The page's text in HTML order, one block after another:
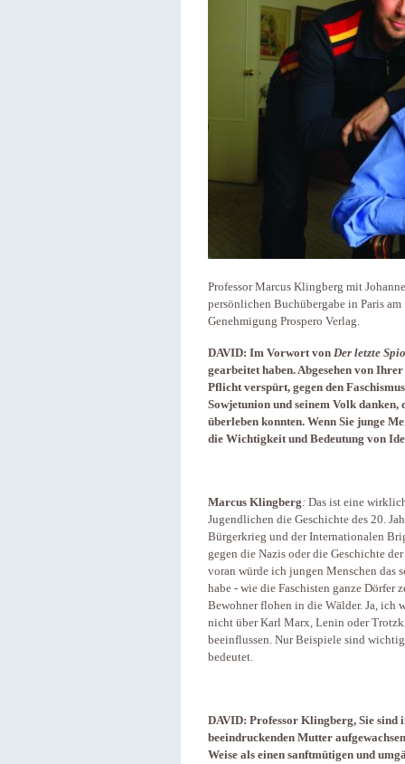
Professor Marcus Klingberg mit
persönlichen Buchübergabe in Paris
Genehmigung Prospero Verlag.
DAVID: Im Vorwort von Der letzte
gearbeitet haben. Abgesehen von
Pflicht verspürt, gegen den
Sowjetunion und seinem Volk danken,
überleben konnten. Wenn Sie junge
die Wichtigkeit und Bedeutung von
Marcus Klingberg : Das ist eine
Jugendlichen die Geschichte des 20.
Bürgerkrieg und der Internationalen
gegen die Nazis oder die Geschichte
voran würde ich jungen Menschen das
habe - wie die Faschisten ganze Dörfer
Bewohner flohen in die Wälder. Ja, ich
nicht über Karl Marx, Lenin oder
beeinflussen. Nur Beispiele sind
bedeutet.
DAVID: Professor Klingberg, Sie
beeindruckenden Mutter
Weise als einen sanftmütigen und